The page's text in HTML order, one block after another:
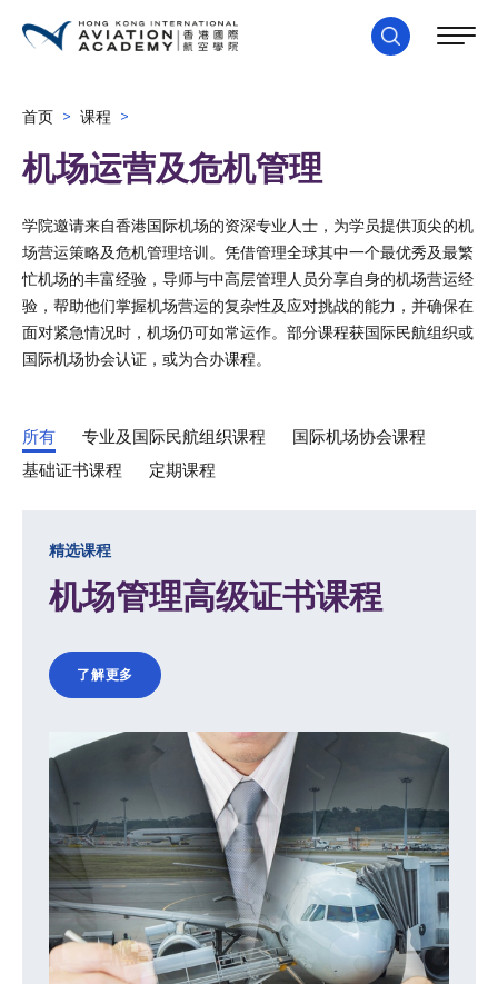
首页 > 课程 >
机场运营及危机管理
学院邀请来自香港国际机场的资深专业人士，为学员提供顶尖的机
场营运策略及危机管理培训。凭借管理全球其中一个最优秀及最繁
忙机场的丰富经验，导师与中高层管理人员分享自身的机场营运经
验，帮助他们掌握机场营运的复杂性及应对挑战的能力，并确保在
面对紧急情况时，机场仍可如常运作。部分课程获国际民航组织或
国际机场协会认证，或为合办课程。
所有 专业及国际民航组织课程
国际机场协会课程
基础证书课程
定期课程
精选课程
机场管理高级证书课程
了解更多